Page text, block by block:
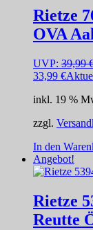
Rietze
OVA
UVP: 39,99
33,99 €
inkl. 19 %
zzgl.
In den
Angebot!
Rietze
Reutte